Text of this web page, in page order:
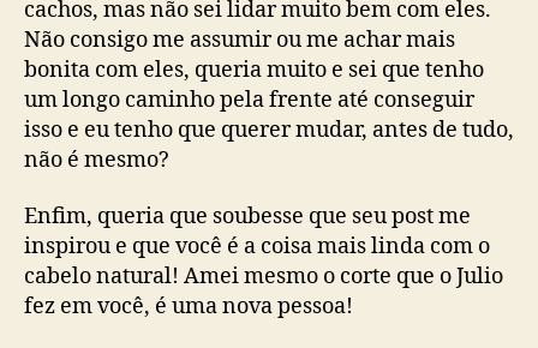
cachos, mas não sei lidar muito bem com eles.
Não consigo me assumir ou me achar mais
bonita com eles, queria muito e sei que tenho
um longo caminho pela frente até conseguir
isso e eu tenho que querer mudar, antes de tudo,
não é mesmo?
Enfim, queria que soubesse que seu post me
inspirou e que você é a coisa mais linda com o
cabelo natural! Amei mesmo o corte que o Julio
fez em você, é uma nova pessoa!